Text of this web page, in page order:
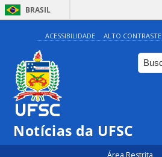
BRASIL
ACESSIBILIDADE ALTO CONTRASTE
Notícias da UFSC
Área Restrita